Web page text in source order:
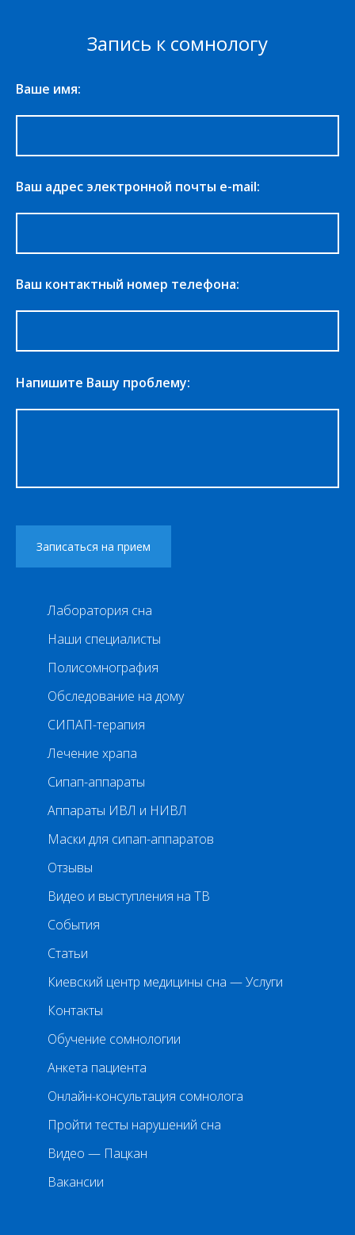
Запись к сомнологу
Ваше имя:
Ваш адрес электронной почты e-mail:
Ваш контактный номер телефона:
Напишите Вашу проблему:
Лаборатория сна
Наши специалисты
Полисомнография
Обследование на дому
СИПАП-терапия
Лечение храпа
Сипап-аппараты
Аппараты ИВЛ и НИВЛ
Маски для сипап-аппаратов
Отзывы
Видео и выступления на ТВ
События
Статьи
Киевский центр медицины сна — Услуги
Контакты
Обучение сомнологии
Анкета пациента
Онлайн-консультация сомнолога
Пройти тесты нарушений сна
Видео — Пацкан
Вакансии